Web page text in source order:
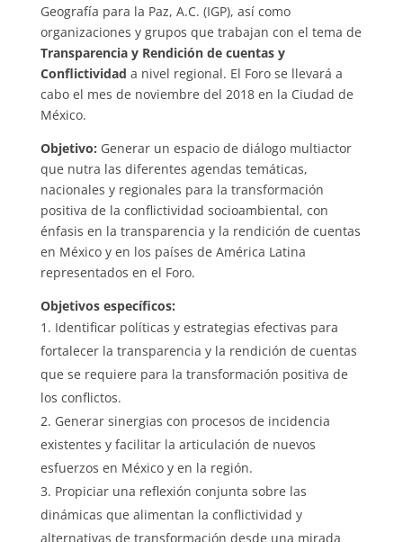
Geografía para la Paz, A.C. (IGP), así como
organizaciones y grupos que trabajan con el tema de
Transparencia y Rendición de cuentas y
Conflictividad a nivel regional. El Foro se llevará a
cabo el mes de noviembre del 2018 en la Ciudad de
México.
Objetivo: Generar un espacio de diálogo multiactor
que nutra las diferentes agendas temáticas,
nacionales y regionales para la transformación
positiva de la conflictividad socioambiental, con
énfasis en la transparencia y la rendición de cuentas
en México y en los países de América Latina
representados en el Foro.
Objetivos específicos:
Identificar políticas y estrategias efectivas para
fortalecer la transparencia y la rendición de cuentas
que se requiere para la transformación positiva de
los conflictos.
Generar sinergias con procesos de incidencia
existentes y facilitar la articulación de nuevos
esfuerzos en México y en la región.
Propiciar una reflexión conjunta sobre las
dinámicas que alimentan la conflictividad y
alternativas de transformación desde una mirada